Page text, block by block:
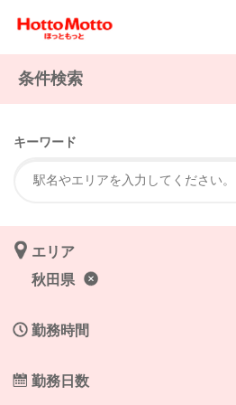
条件検索
キーワード
エリア
秋田県
勤務時間
勤務日数